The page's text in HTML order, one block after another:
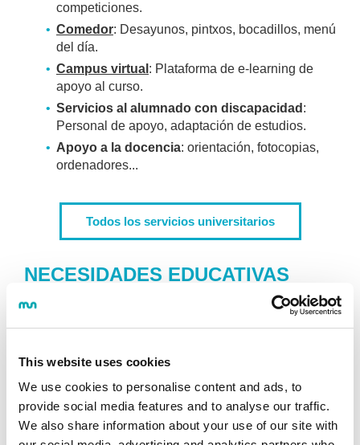
This website uses cookies
We use cookies to personalise content and ads, to
provide social media features and to analyse our traffic.
We also share information about your use of our site with
competiciones.
Comedor: Desayunos, pintxos, bocadillos, menú
del día.
Campus virtual : Plataforma de e-learning de
apoyo al curso.
Servicios al alumnado con discapacidad :
Personal de apoyo, adaptación de estudios.
Apoyo a la docencia: orientación, fotocopias,
ordenadores...
Todos los servicios universitarios
NECESIDADES EDUCATIVAS
Los alumnos y alumnas con discapacidad que tengan
estarán asistidos por un gabinete de asesoramiento
para evaluar posibles adaptaciones curriculares o
itinerarios o estudios alternativos. Este gabinete está
compuesto por: